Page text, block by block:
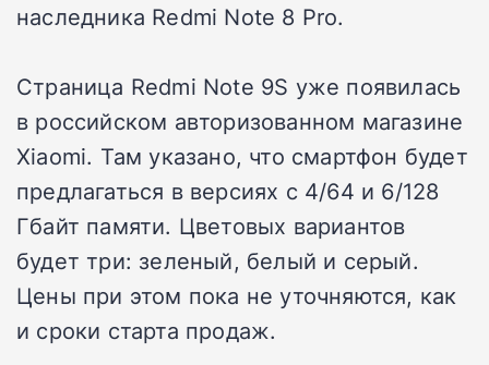
наследника Redmi Note 8 Pro.
Страница Redmi Note 9S уже появилась
в российском авторизованном магазине
Xiaomi. Там указано, что смартфон будет
предлагаться в версиях с 4/64 и 6/128
Гбайт памяти. Цветовых вариантов
будет три: зеленый, белый и серый.
Цены при этом пока не уточняются, как
и сроки старта продаж.